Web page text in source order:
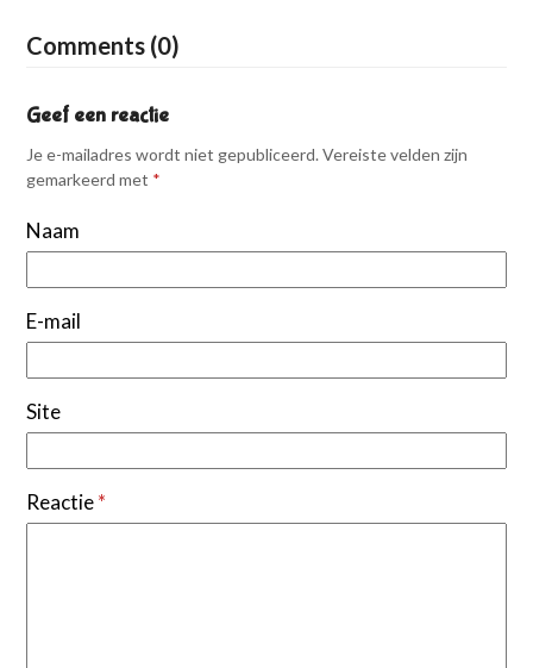
Comments (0)
Geef een reactie
Je e-mailadres wordt niet gepubliceerd. Vereiste velden zijn
gemarkeerd met *
Naam
E-mail
Site
Reactie*